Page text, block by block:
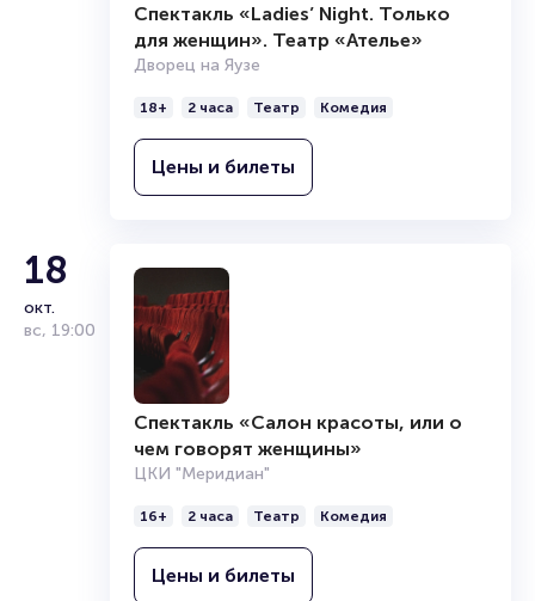
Спектакль «Ladies’ Night. Только
для женщин». Театр «Ателье»
Дворец на Яузе
18+ 2 часа Театр Комедия
Цены и билеты
18
окт.
вс, 19:00
Спектакль «Салон красоты, или о
чем говорят женщины»
ЦКИ "Меридиан"
16+ 2 часа Театр Комедия
Цены и билеты